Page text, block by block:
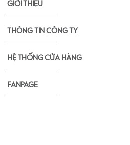
GIỚI THIỆU
THÔNG TIN CÔNG TY
HỆ THỐNG CỬA HÀNG
FANPAGE